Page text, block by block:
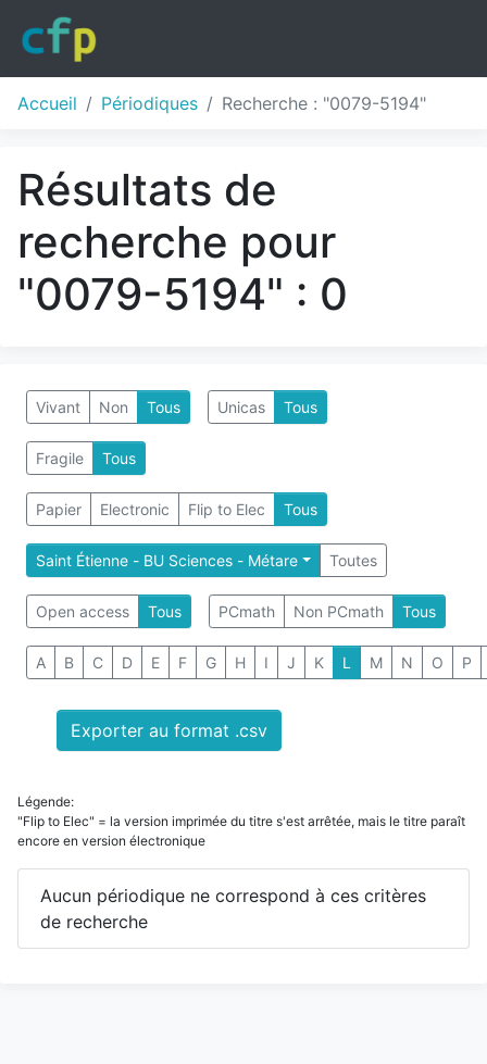
Accueil Périodiques Recherche : "0079-5194"
Résultats de
recherche pour
"0079-5194" : 0
Vivant Non Tous Unicas Tous
Fragile Tous
Papier Electronic Flip to Elec Tous
Saint Étienne - BU Sciences - Métare Toutes
Open access Tous PCmath Non PCmath Tous
A B C D E F G H I J K L M N O P
Exporter au format .csv
Légende:
"Flip to Elec" = la version imprimée du titre s'est arrêtée, mais le titre paraît
encore en version électronique
Aucun périodique ne correspond à ces critères
de recherche